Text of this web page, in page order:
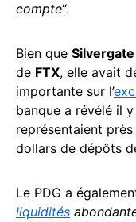
compte“.
Bien que Silvergate
de FTX, elle avait
importante sur l’
banque a révélé il
représentaient près
dollars de dépôts
Le PDG a
liquidités